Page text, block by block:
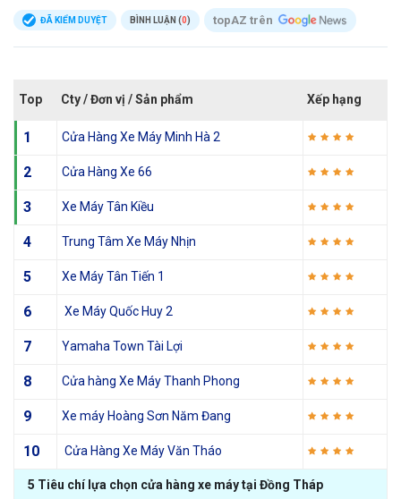
ĐÃ KIỂM DUYỆT BÌNH LUẬN (0) topAZ trên
Top Cty / Đơn vị / Sản phẩm Xếp hạng
1 Cửa Hàng Xe Máy Minh Hà 2
2 Cửa Hàng Xe 66
3 Xe Máy Tân Kiều
4 Trung Tâm Xe Máy Nhịn
5 Xe Máy Tân Tiến 1
6 Xe Máy Quốc Huy 2
7 Yamaha Town Tài Lợi
8 Cửa hàng Xe Máy Thanh Phong
9 Xe máy Hoàng Sơn Năm Đang
10 Cửa Hàng Xe Máy Văn Tháo
5 Tiêu chí lựa chọn cửa hàng xe máy tại Đồng Tháp